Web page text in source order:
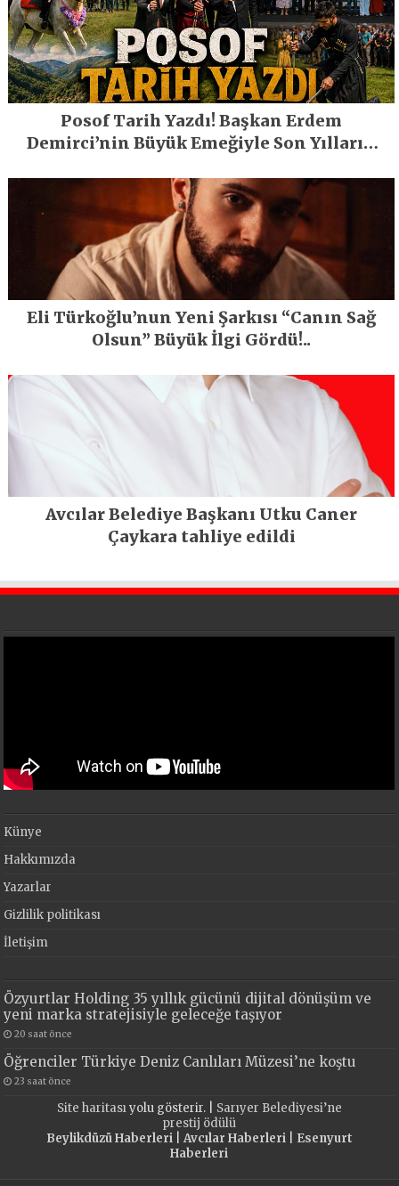
Posof Tarih Yazdı! Başkan Erdem
Demirci’nin Büyük Emeğiyle Son Yılların
Eli Türkoğlu’nun Yeni Şarkısı “Canın Sağ
Olsun” Büyük İlgi Gördü!..
Avcılar Belediye Başkanı Utku Caner
Çaykara tahliye edildi
Künye
Hakkımızda
Yazarlar
Gizlilik politikası
İletişim
Özyurtlar Holding 35 yıllık gücünü dijital dönüşüm ve
yeni marka stratejisiyle geleceğe taşıyor
20 saat önce
Öğrenciler Türkiye Deniz Canlıları Müzesi’ne koştu
23 saat önce
Site haritasıyolu gösterir. | Sarıyer Belediyesi’ne
prestij ödülü
Beylikdüzü Haberleri| Avcılar Haberleri| Esenyurt
Haberleri